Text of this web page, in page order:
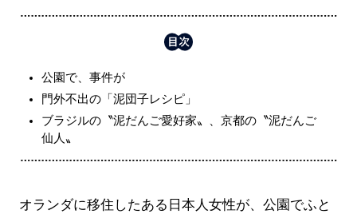
公園で、事件が
門外不出の「泥団子レシピ」
ブラジルの〝泥だんご愛好家〟、京都の〝泥だんご
仙人〟
オランダに移住したある日本人女性が、公園でふと